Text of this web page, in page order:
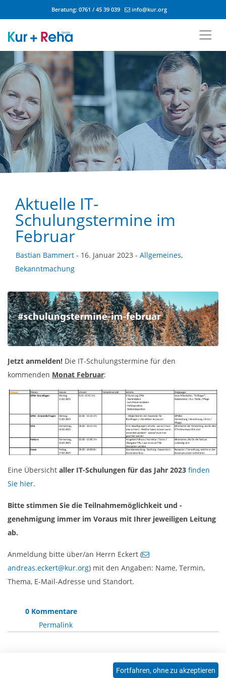
Beratung: 0761 / 45 39 039 info@kur.org
Aktuelle IT-
Schulungstermine im
Februar
Bastian Bammert - 16. Januar 2023 - Allgemeines,
Bekanntmachung
Jetzt anmelden! Die IT-Schulungstermine für den
kommenden Monat Februar:
Eine Übersicht aller IT-Schulungen für das Jahr 2023 finden
Sie hier.
Bitte stimmen Sie die Teilnahmemöglichkeit und -
genehmigung immer im Voraus mit Ihrer jeweiligen Leitung
ab.
Anmeldung bitte über/an Herrn Eckert (
andreas.eckert@kur.org) mit den Angaben: Name, Termin,
Thema, E-Mail-Adresse und Standort.
0 Kommentare
Permalink
Die Kommentarfunktion ist für diesen Artikel
Fortfahren, ohne zu akzeptieren